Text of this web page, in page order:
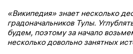
«Википедия» знает несколько
градоначальников Тулы.
будем, поэтому за начало
несколько довольно занятных